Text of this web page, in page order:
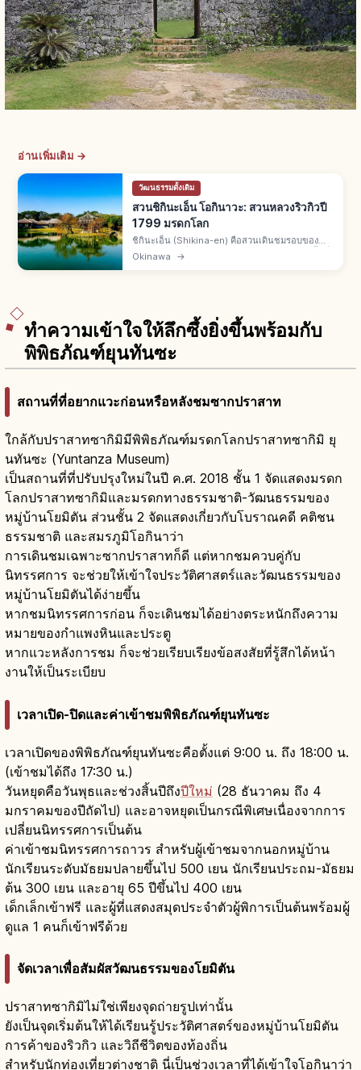
อ่านเพิ่มเติม →
วัฒนธรรมดั้งเดิม
สวนชิกินะเอ็น โอกินาวะ: สวนหลวงริวกิวปี
1799 มรดกโลก
ชิกินะเอ็น (Shikina-en) คือสวนเดินชมรอบของ
ราชวงศ์ริวกิวที่นาฮะ จ.โอกินาวะ สร้างปี 1799 พื้นที่
Okinawa →
ทำความเข้าใจให้ลึกซึ้งยิ่งขึ้นพร้อมกับ
พิพิธภัณฑ์ยุนทันซะ
สถานที่ที่อยากแวะก่อนหรือหลังชมซากปราสาท
ใกล้กับปราสาทซากิมิมีพิพิธภัณฑ์มรดกโลกปราสาทซากิมิ ยุ
นทันซะ (Yuntanza Museum)
เป็นสถานที่ที่ปรับปรุงใหม่ในปี ค.ศ. 2018 ชั้น 1 จัดแสดงมรดก
โลกปราสาทซากิมิและมรดกทางธรรมชาติ-วัฒนธรรมของ
หมู่บ้านโยมิตัน ส่วนชั้น 2 จัดแสดงเกี่ยวกับโบราณคดี คติชน
ธรรมชาติ และสมรภูมิโอกินาว่า
การเดินชมเฉพาะซากปราสาทก็ดี แต่หากชมควบคู่กับ
นิทรรศการ จะช่วยให้เข้าใจประวัติศาสตร์และวัฒนธรรมของ
หมู่บ้านโยมิตันได้ง่ายขึ้น
หากชมนิทรรศการก่อน ก็จะเดินชมได้อย่างตระหนักถึงความ
หมายของกำแพงหินและประตู
หากแวะหลังการชม ก็จะช่วยเรียบเรียงข้อสงสัยที่รู้สึกได้หน้า
งานให้เป็นระเบียบ
เวลาเปิด-ปิดและค่าเข้าชมพิพิธภัณฑ์ยุนทันซะ
เวลาเปิดของพิพิธภัณฑ์ยุนทันซะคือตั้งแต่ 9:00 น. ถึง 18:00 น.
(เข้าชมได้ถึง 17:30 น.)
วันหยุดคือวันพุธและช่วงสิ้นปีถึงปีใหม่ (28 ธันวาคม ถึง 4
มกราคมของปีถัดไป) และอาจหยุดเป็นกรณีพิเศษเนื่องจากการ
เปลี่ยนนิทรรศการเป็นต้น
ค่าเข้าชมนิทรรศการถาวร สำหรับผู้เข้าชมจากนอกหมู่บ้าน
นักเรียนระดับมัธยมปลายขึ้นไป 500 เยน นักเรียนประถม-มัธยม
ต้น 300 เยน และอายุ 65 ปีขึ้นไป 400 เยน
เด็กเล็กเข้าฟรี และผู้ที่แสดงสมุดประจำตัวผู้พิการเป็นต้นพร้อมผู้
ดูแล 1 คนก็เข้าฟรีด้วย
จัดเวลาเพื่อสัมผัสวัฒนธรรมของโยมิตัน
ปราสาทซากิมิไม่ใช่เพียงจุดถ่ายรูปเท่านั้น
ยังเป็นจุดเริ่มต้นให้ได้เรียนรู้ประวัติศาสตร์ของหมู่บ้านโยมิตัน
การค้าของริวกิว และวิถีชีวิตของท้องถิ่น
สำหรับนักท่องเที่ยวต่างชาติ นี่เป็นช่วงเวลาที่ได้เข้าใจโอกินาว่า